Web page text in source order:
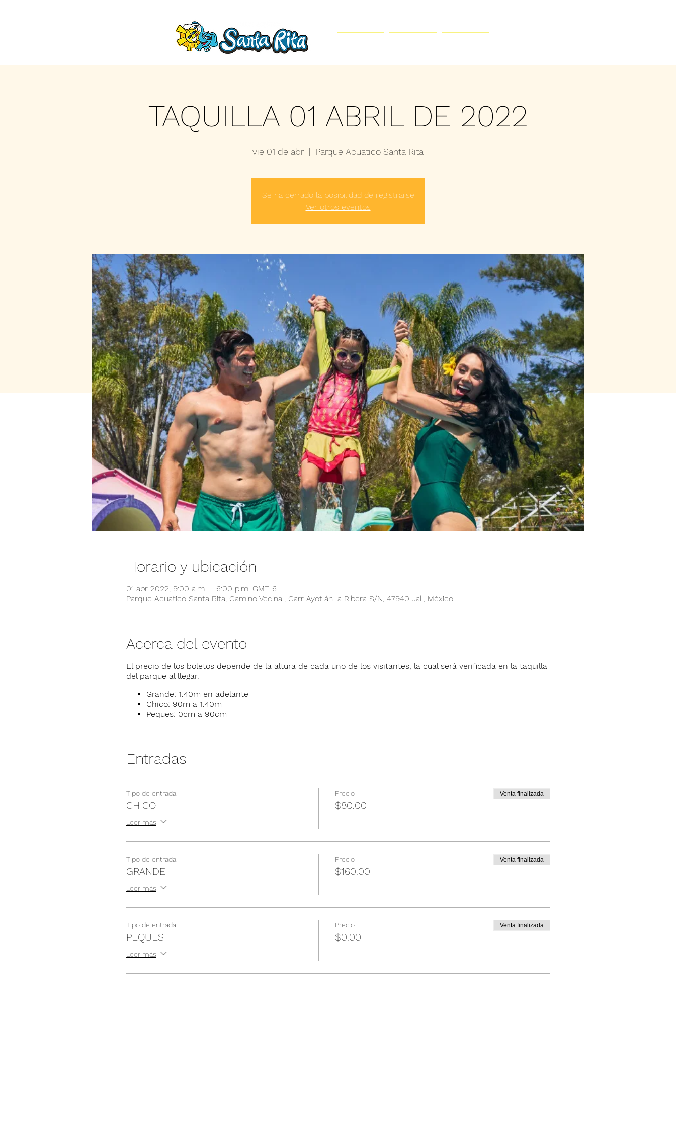
TAQUILLA 01 ABRIL DE 2022
vie 01 de abr
  |
Parque Acuatico Santa Rita
Se ha cerrado la posibilidad de registrarse
Ver otros eventos
Horario y ubicación
01 abr 2022, 9:00 a.m. – 6:00 p.m. GMT-6
Parque Acuatico Santa Rita, Camino Vecinal, Carr Ayotlán la Ribera S/N, 47940 Jal., México
Acerca del evento
El precio de los boletos depende de la altura de cada uno de los visitantes, la cual será verificada en la taquilla
del parque al llegar.
Grande: 1.40m en adelante
Chico: 90m a 1.40m
Peques: 0cm a 90cm
Entradas
Tipo de entrada
CHICO
Leer más
Precio
$80.00
Venta finalizada
Tipo de entrada
GRANDE
Leer más
Precio
$160.00
Venta finalizada
Tipo de entrada
PEQUES
Leer más
Precio
$0.00
Venta finalizada